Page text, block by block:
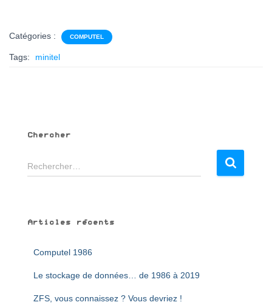
Catégories : COMPUTEL
Tags: minitel
Chercher
R
e
r
Rechercher…
Articles récents
Computel 1986
Le stockage de données… de 1986 à 2019
ZFS, vous connaissez ? Vous devriez !